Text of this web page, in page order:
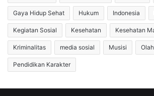
Gaya Hidup Sehat Hukum Indonesia
Kegiatan Sosial Kesehatan Kesehatan
Kriminalitas media sosial Musisi
Pendidikan Karakter